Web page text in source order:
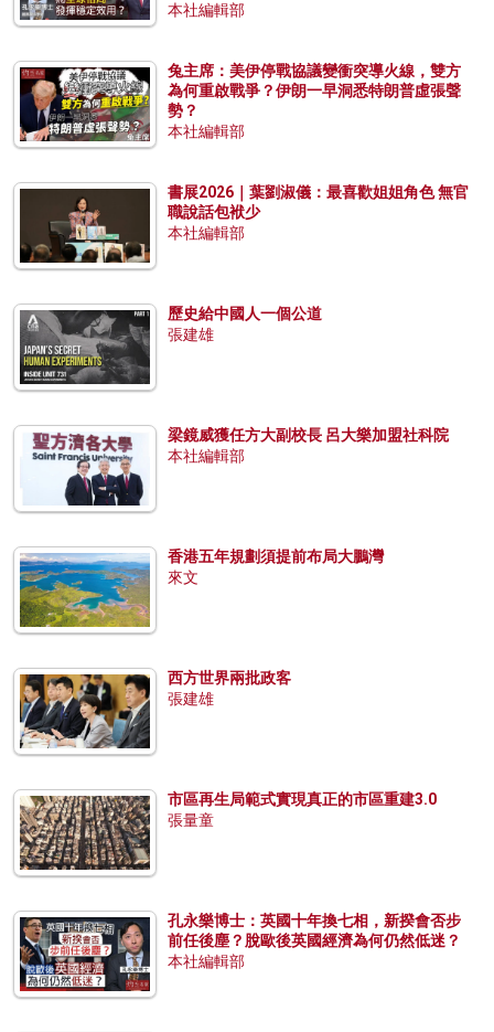
本社編輯部
兔主席：美伊停戰協議變衝突導火線，雙方
為何重啟戰爭？伊朗一早洞悉特朗普虛張聲
勢？
本社編輯部
書展2026｜葉劉淑儀：最喜歡姐姐角色 無官
職說話包袱少
本社編輯部
歷史給中國人一個公道
張建雄
梁鏡威獲任方大副校長 呂大樂加盟社科院
本社編輯部
香港五年規劃須提前布局大鵬灣
來文
西方世界兩批政客
張建雄
市區再生局範式實現真正的市區重建3.0
張量童
孔永樂博士：英國十年換七相，新揆會否步
前任後塵？脫歐後英國經濟為何仍然低迷？
本社編輯部